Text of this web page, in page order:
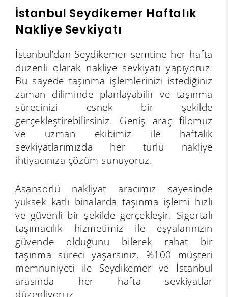
İstanbul Seydikemer Haftalık
Nakliye Sevkiyatı
İstanbul’dan Seydikemer semtine her hafta
düzenli olarak nakliye sevkiyatı yapıyoruz.
Bu sayede taşınma işlemlerinizi istediğiniz
zaman diliminde planlayabilir ve taşınma
sürecinizi esnek bir şekilde
gerçekleştirebilirsiniz. Geniş araç filomuz
ve uzman ekibimiz ile haftalık
sevkiyatlarımızda her türlü nakliye
ihtiyacınıza çözüm sunuyoruz.
Asansörlü nakliyat aracımız sayesinde
yüksek katlı binalarda taşınma işlemi hızlı
ve güvenli bir şekilde gerçekleşir. Sigortalı
taşımacılık hizmetimiz ile eşyalarınızın
güvende olduğunu bilerek rahat bir
taşınma süreci yaşarsınız. %100 müşteri
memnuniyeti ile Seydikemer ve İstanbul
arasında her hafta sevkiyatlar
düzenliyoruz.